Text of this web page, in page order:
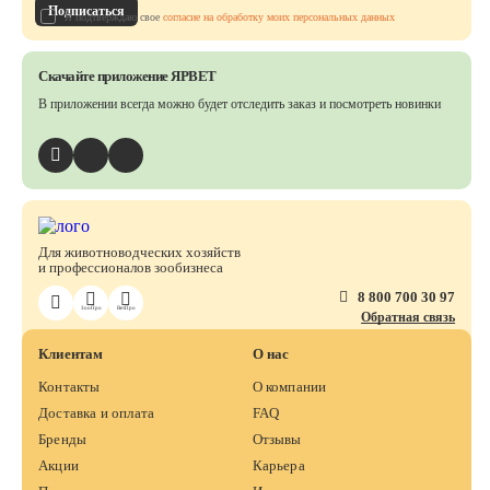
ЗооПро ВетПро
Для животноводческих хозяйств
и профессионалов зообизнеса
8 800 700 30 97
Обратная связь
Клиентам
Контакты
Доставка и оплата
Бренды
Акции
О нас
О компании
FAQ
Отзывы
Карьера
Подписаться
Я подтверждаю свое согласие на обработку моих персональных данных
Скачайте приложение ЯРВЕТ
В приложении всегда можно будет отследить заказ и посмотреть новинки